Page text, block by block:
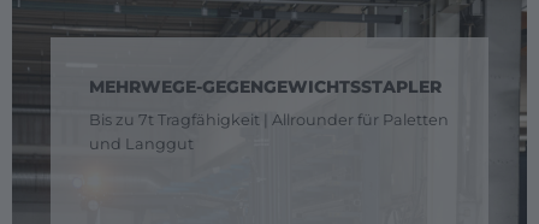
MEHRWEGE-GEGENGEWICHTSSTAPLER
Bis zu 7t Tragfähigkeit | Allrounder für Paletten
und Langgut